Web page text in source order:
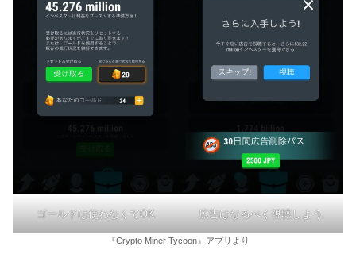
ゴールドは使わなくてOK 広告はなるべく視聴しよう
『Crypto Miner Tycoon』アプリより